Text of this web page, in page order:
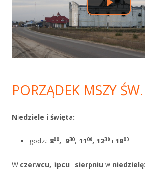
PORZĄDEK MSZY ŚW.
Niedziele i święta:
godz.: 800, 930, 11 00, 1230 i 1800
W czerwcu, lipcu i sierpniu w niedzielę: